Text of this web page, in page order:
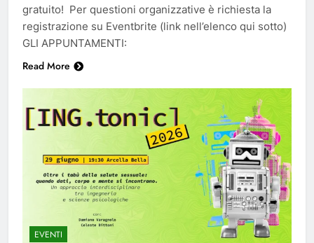
gratuito! Per questioni organizzative è richiesta la
registrazione su Eventbrite (link nell’elenco qui sotto)
GLI APPUNTAMENTI:
Read More
EVENTI